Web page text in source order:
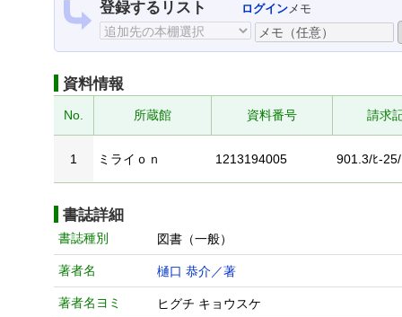
登録するリスト ログインメモ
資料情報
No. 所蔵館 資料番号 請求
1 ミライｏｎ 1213194005 901.3/ﾋ-25/
書誌詳細
書誌種別 図書（一般）
著者名 樋口 恭介／著
著者名ヨミ ヒグチ キョウスケ